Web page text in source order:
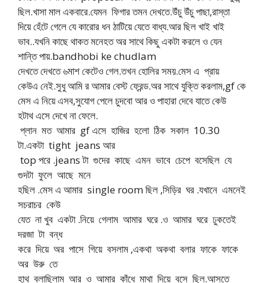
ছিল.খাসা মাল একবারে.যেমন ফিগার তমন দেখতে.উঁচু উঁচু পাছা,রাস্তা
দিয়ে হেঁটে গেলে যে কারোর ধন ঠাটিয়ে যেতে বাধ্য.আর ছিল খাই খাই
ভাব..যখনি কাছে থাকত মনেহত অর সাথে কিছু একটা করলে ও যেন
শান্তি পায়.bandhobi ke chudlam
দেখতে দেখতে ৬মাশ কেটেও গেল.তখন হোলির সময়.মেস এ প্রায়
কেউএ নেই.সুধু আমি র আমার বেস্ট ফ্রেন্ড.অর সাথে যুক্তি করলাম,gf কে
মেস এ নিয়ে এসব,সুযোগ পেলে চুদবো আর ও পাহারা দেবে যাতে কেউ
হটাথ এসে দেখে না ফেলে.
প্লান মত আমার gf এসে হাজির হলো ঠিক সকাল 10.30
টা.একটা tight jeans আর
top পরে .jeans টা গুদের কাছে এমন ভাবে চেপে বসেছিল যে
গুদটা ফুলে আছে মনে
হছিল .মেস এ আমার single room ছিল ,সিড়ির ঘর .যখানে এমনেই
সচরাচর কেউ
যেত না খুব একটা .নিয়ে গেলাম আমার ঘরে .ও আমার ঘরে ঢুকতেই
দরজা টা বন্ধ
করে দিয়ে অর পাসে গিয়ে বসলাম ,একথা অকথা বলার ফাকে ফাকে
অর উরু তে
হাথ বলাছিলাম আর ও আমার কাঁধে মাথা দিয়ে বসে ছিল.আসতে